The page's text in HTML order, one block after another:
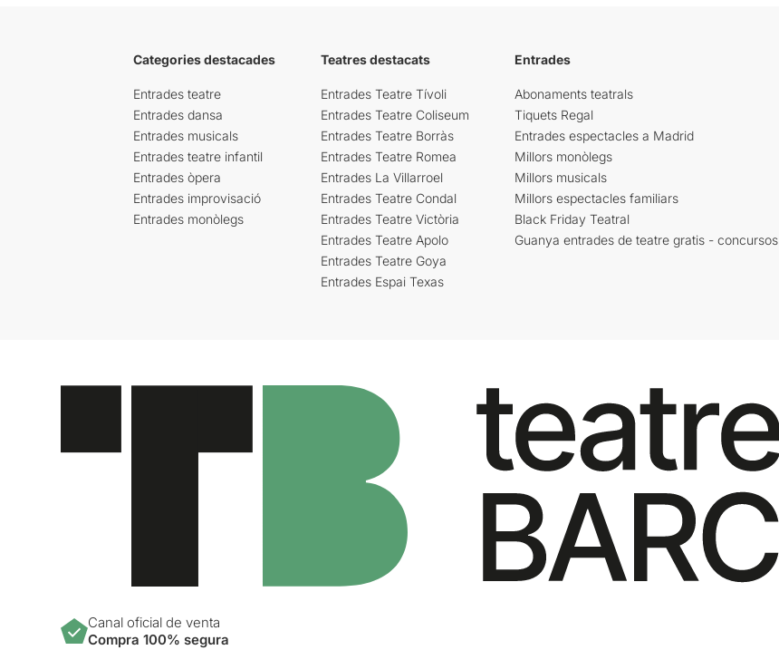
Categories destacades
Entrades teatre
Entrades dansa
Entrades musicals
Entrades teatre infantil
Entrades òpera
Entrades improvisació
Entrades monòlegs
Teatres destacats
Entrades Teatre Tívoli
Entrades Teatre Coliseum
Entrades Teatre Borràs
Entrades Teatre Romea
Entrades La Villarroel
Entrades Teatre Condal
Entrades Teatre Victòria
Entrades Teatre Apolo
Entrades Teatre Goya
Entrades Espai Texas
Entrades
Abonaments teatrals
Tiquets Regal
Entrades espectacles a Madrid
Millors monòlegs
Millors musicals
Millors espectacles familiars
Black Friday Teatral
Guanya entrades de teatre gratis - concursos
Canal oficial de venta
Compra 100% segura